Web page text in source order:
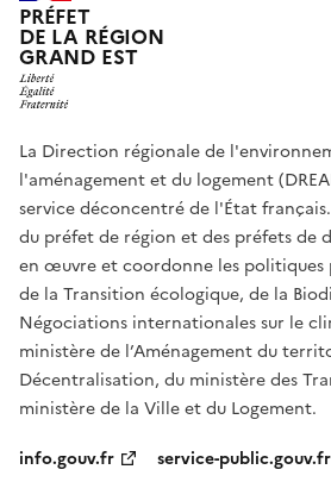
PRÉFET
DE LA RÉGION
GRAND EST
La Direction régionale de
l'aménagement et du logement
service déconcentré de l'État
du préfet de région et des préfets de
en œuvre et coordonne les politiques
de la Transition écologique, de la
Négociations internationales sur le
ministère de l’Aménagement du
Décentralisation, du ministère des
ministère de la Ville et du Logement.
info.gouv.fr
service-public.gouv.fr